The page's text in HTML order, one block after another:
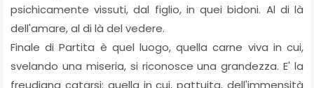
psichicamente vissuti, dal figlio, in quei bidoni. Al di là
dell'amare, al di là del vedere.
Finale di Partita è quel luogo, quella carne viva in cui,
svelando una miseria, si riconosce una grandezza. E' la
freudiana catarsi; quella in cui, pattuita, dell'immensità